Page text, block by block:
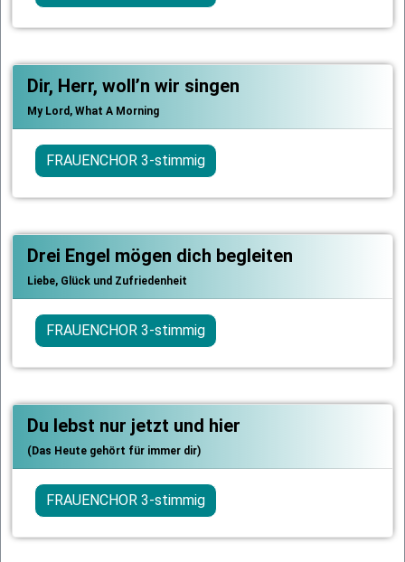
Dir, Herr, woll’n wir singen
My Lord, What A Morning
FRAUENCHOR 3-stimmig
Drei Engel mögen dich begleiten
Liebe, Glück und Zufriedenheit
FRAUENCHOR 3-stimmig
Du lebst nur jetzt und hier
(Das Heute gehört für immer dir)
FRAUENCHOR 3-stimmig